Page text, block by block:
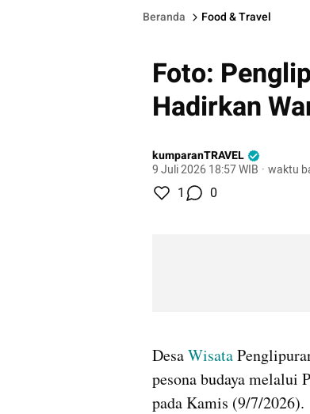
Beranda Food & Travel
Foto:
Hadirkan
kumparanTRAVEL
9 Juli 2026 18:57 WIB · waktu
1 0
Desa Wisata
pesona budaya melalui
pada Kamis (9/7/2026).